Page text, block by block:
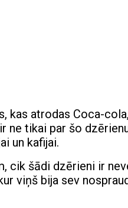
kas atrodas Coca-
ne tikai par šo
un kafijai.
cik šādi dzērieni ir
viņš bija sev